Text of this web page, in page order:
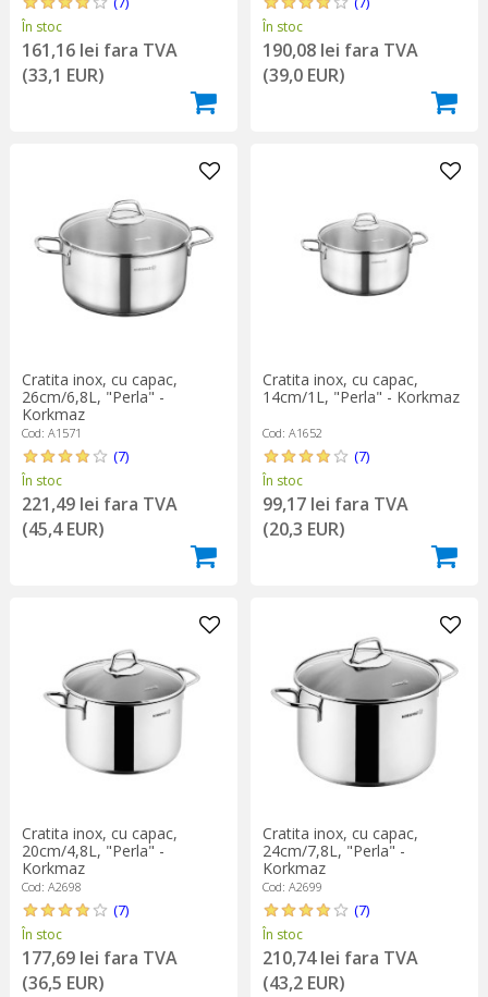
În stoc
161,16 lei fara TVA
(33,1 EUR)
În stoc
190,08 lei fara TVA
(39,0 EUR)
Cratita inox, cu capac,
26cm/6,8L, "Perla" -
Korkmaz
Cod: A1571
(7)
În stoc
221,49 lei fara TVA
(45,4 EUR)
Cratita inox, cu capac,
14cm/1L, "Perla" - Korkmaz
Cod: A1652
(7)
În stoc
99,17 lei fara TVA
(20,3 EUR)
Cratita inox, cu capac,
20cm/4,8L, "Perla" -
Korkmaz
Cod: A2698
(7)
În stoc
177,69 lei fara TVA
(36,5 EUR)
Cratita inox, cu capac,
24cm/7,8L, "Perla" -
Korkmaz
Cod: A2699
(7)
În stoc
210,74 lei fara TVA
(43,2 EUR)